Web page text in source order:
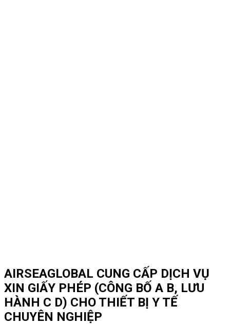
AIRSEAGLOBAL CUNG CẤP DỊCH VỤ
XIN GIẤY PHÉP (CÔNG BỐ A B, LƯU
HÀNH C D) CHO THIẾT BỊ Y TẾ
CHUYÊN NGHIỆP